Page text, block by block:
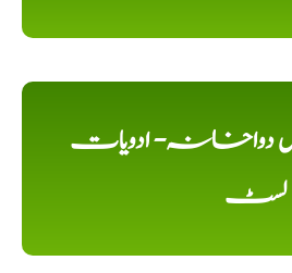
دواخانہ- ادویات
لسٹ